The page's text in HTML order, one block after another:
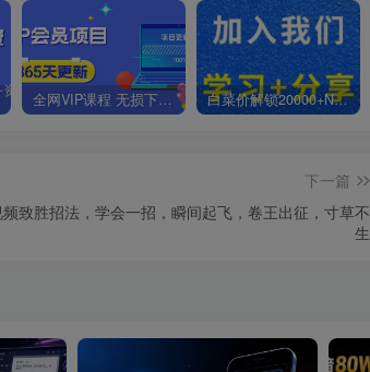
全网VIP课程 无损下载~.~ 白菜价解锁20000+N个赚钱机会，加入轻创终点站会员，全站资源免费学习。
下一篇
致胜招法，学会一招，瞬间起飞，卷王出征，寸草不
生